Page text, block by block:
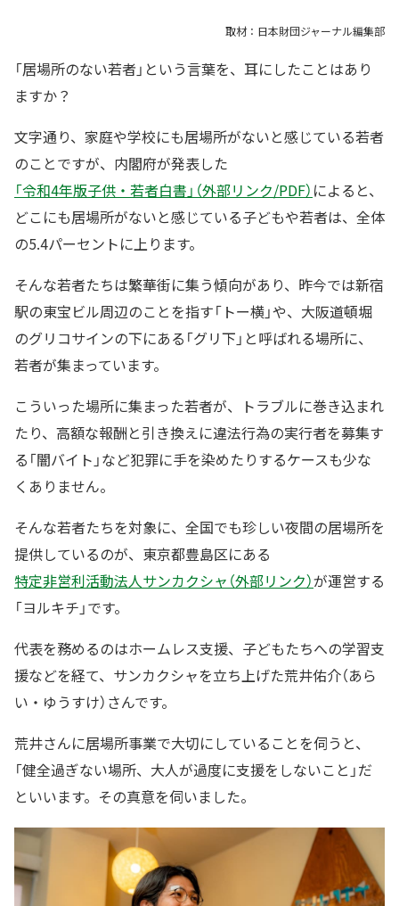
取材：日本財団ジャーナル編集部
「居場所のない若者」という言葉を、耳にしたことはあり
ますか？
文字通り、家庭や学校にも居場所がないと感じている若者
のことですが、内閣府が発表した
「令和4年版子供・若者白書」（外部リンク/PDF） によると、
どこにも居場所がないと感じている子どもや若者は、全体
の5.4パーセントに上ります。
そんな若者たちは繁華街に集う傾向があり、昨今では新宿
駅の東宝ビル周辺のことを指す「トー横」や、大阪道頓堀
のグリコサインの下にある「グリ下」と呼ばれる場所に、
若者が集まっています。
こういった場所に集まった若者が、トラブルに巻き込まれ
たり、高額な報酬と引き換えに違法行為の実行者を募集す
る「闇バイト」など犯罪に手を染めたりするケースも少な
くありません。
そんな若者たちを対象に、全国でも珍しい夜間の居場所を
提供しているのが、東京都豊島区にある
特定非営利活動法人サンカクシャ（外部リンク）が運営する
「ヨルキチ」です。
代表を務めるのはホームレス支援、子どもたちへの学習支
援などを経て、サンカクシャを立ち上げた荒井佑介（あら
い・ゆうすけ）さんです。
荒井さんに居場所事業で大切にしていることを伺うと、
「健全過ぎない場所、大人が過度に支援をしないこと」だ
といいます。その真意を伺いました。